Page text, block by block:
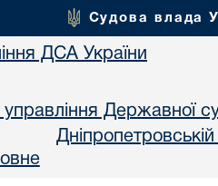
Судова влада
ДСА України
управління Державної